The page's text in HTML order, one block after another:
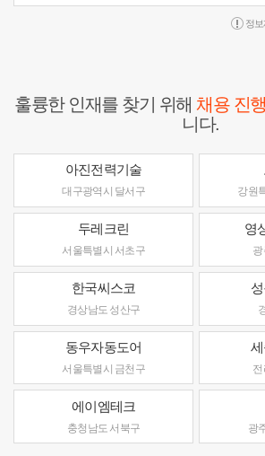
정보
훌륭한 인재를 찾기 위해채용 진
니다.
아진전력기술
대구광역시 달서구 강원
두레크린
서울특별시 서초구
영
한국씨스코
경상남도 성산구
동우자동도어
서울특별시 금천구 전
에이엠테크
충청남도 서북구 광